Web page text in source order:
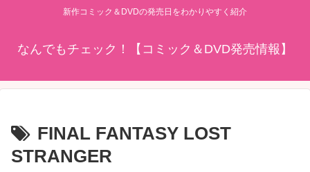
新作コミック＆DVDの発売日をわかりやすく紹介
なんでもチェック！【コミック＆DVD発売情報】
FINAL FANTASY LOST
STRANGER